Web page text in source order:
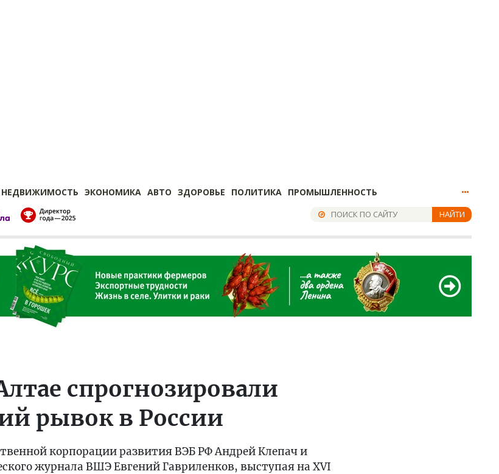
НЕДВИЖИМОСТЬ ЭКОНОМИКА АВТО ЗДОРОВЬЕ ПОЛИТИКА ПРОМЫШЛЕННОСТЬ
НАЙТИ
спрогнозировали
рывок в России
корпорации развития ВЭБ РФ Андрей Клепач и
журнала ВШЭ Евгений Гавриленков, выступая на XVI